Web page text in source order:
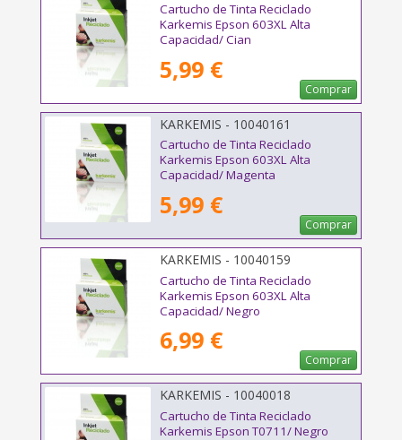
Cartucho de Tinta Reciclado
Karkemis Epson 603XL Alta
Capacidad/ Cian
5,99 €
Comprar
KARKEMIS - 10040161
Cartucho de Tinta Reciclado
Karkemis Epson 603XL Alta
Capacidad/ Magenta
5,99 €
Comprar
KARKEMIS - 10040159
Cartucho de Tinta Reciclado
Karkemis Epson 603XL Alta
Capacidad/ Negro
6,99 €
Comprar
KARKEMIS - 10040018
Cartucho de Tinta Reciclado
Karkemis Epson T0711/ Negro